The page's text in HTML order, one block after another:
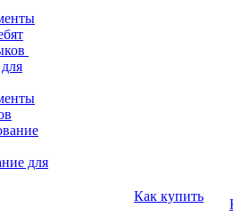
для
Как купить